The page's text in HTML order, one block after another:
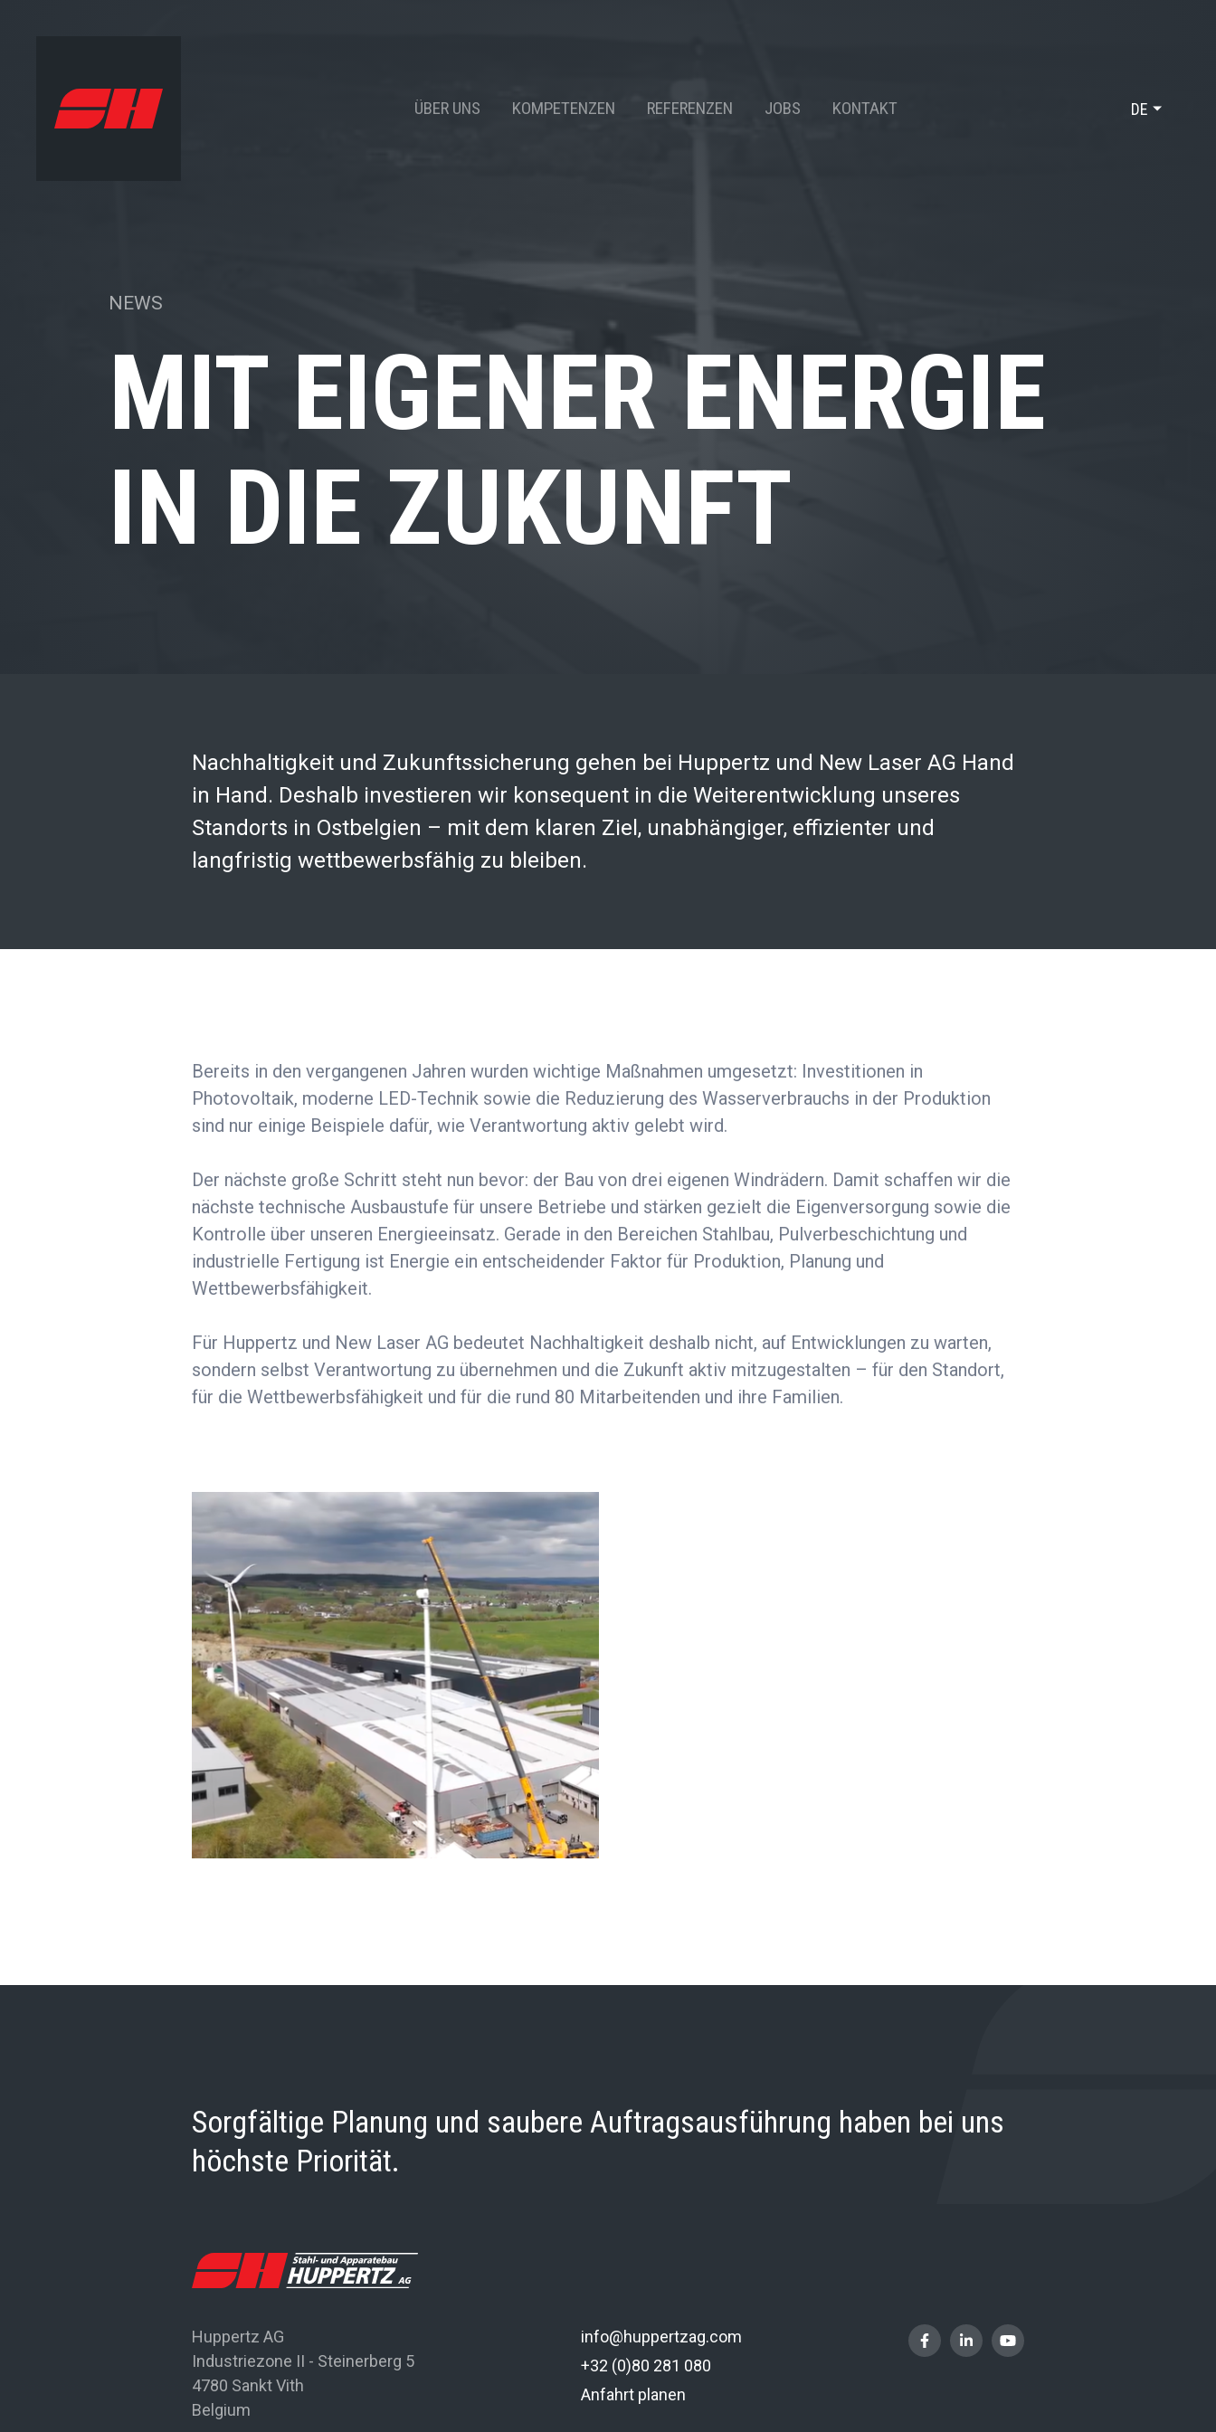
ÜBER UNS KOMPETENZEN REFERENZEN JOBS KONTAKT
DE
NEWS
MIT EIGENER ENERGIE
IN DIE ZUKUNFT
Nachhaltigkeit und Zukunftssicherung gehen bei Huppertz und New Laser AG Hand
in Hand. Deshalb investieren wir konsequent in die Weiterentwicklung unseres
Standorts in Ostbelgien – mit dem klaren Ziel, unabhängiger, effizienter und
langfristig wettbewerbsfähig zu bleiben.
Bereits in den vergangenen Jahren wurden wichtige Maßnahmen umgesetzt: Investitionen in
Photovoltaik, moderne LED-Technik sowie die Reduzierung des Wasserverbrauchs in der Produktion
sind nur einige Beispiele dafür, wie Verantwortung aktiv gelebt wird.
Der nächste große Schritt steht nun bevor: der Bau von drei eigenen Windrädern. Damit schaffen wir die
nächste technische Ausbaustufe für unsere Betriebe und stärken gezielt die Eigenversorgung sowie die
Kontrolle über unseren Energieeinsatz. Gerade in den Bereichen Stahlbau, Pulverbeschichtung und
industrielle Fertigung ist Energie ein entscheidender Faktor für Produktion, Planung und
Wettbewerbsfähigkeit.
Für Huppertz und New Laser AG bedeutet Nachhaltigkeit deshalb nicht, auf Entwicklungen zu warten,
sondern selbst Verantwortung zu übernehmen und die Zukunft aktiv mitzugestalten – für den Standort,
für die Wettbewerbsfähigkeit und für die rund 80 Mitarbeitenden und ihre Familien.
Sorgfältige Planung und saubere Auftragsausführung haben bei uns
höchste Priorität.
Huppertz AG
Industriezone II - Steinerberg 5
4780 Sankt Vith
Belgium
info@huppertzag.com
+32 (0)80 281 080
Anfahrt planen